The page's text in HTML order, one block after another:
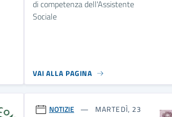
di competenza dell'Assistente
Sociale
VAI ALLA PAGINA
NOTIZIE
MARTEDÌ, 23